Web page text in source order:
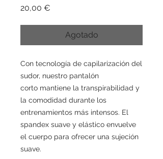
20,00 €
Agotado
Con tecnología de capilarización del
sudor, nuestro pantalón
corto mantiene la transpirabilidad y
la comodidad durante los
entrenamientos más intensos. El
spandex suave y elástico envuelve
el cuerpo para ofrecer una sujeción
suave.